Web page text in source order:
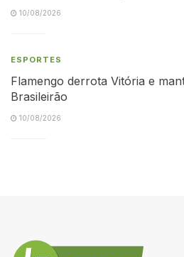
10/08/2026
ESPORTES
Flamengo derrota Vitória e
Brasileirão
10/08/2026